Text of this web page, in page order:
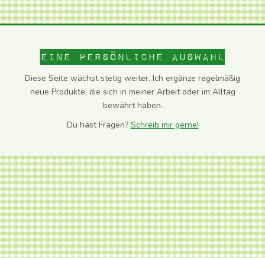
Eine persönliche Auswahl
Diese Seite wächst stetig weiter. Ich ergänze regelmäßig
neue Produkte, die sich in meiner Arbeit oder im Alltag
bewährt haben.
Du hast Fragen? Schreib mir gerne!